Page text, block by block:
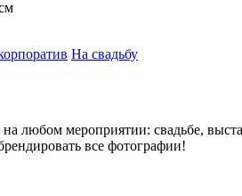
На свадьбу
любом мероприятии: свадьбе,
все фотографии!